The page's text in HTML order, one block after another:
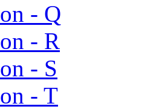
- Q
- R
- S
- T